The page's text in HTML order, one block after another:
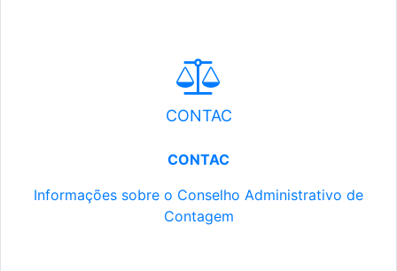
CONTAC
CONTAC
Informações sobre o Conselho Administrativo de
Contagem